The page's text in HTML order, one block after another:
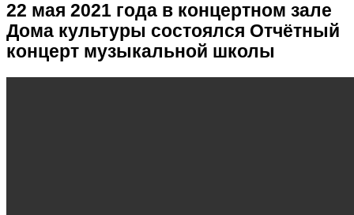
22 мая 2021 года в концертном зале
Дома культуры состоялся Отчётный
концерт музыкальной школы